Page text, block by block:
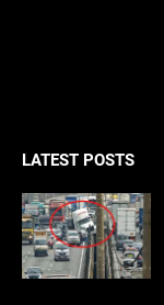
LATEST POSTS